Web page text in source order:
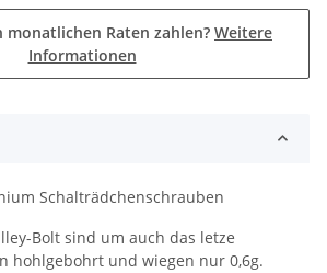
monatlichen Raten zahlen? Weitere
Informationen
Schalträdchenschrauben
Bolt sind um auch das letze
hohlgebohrt und wiegen nur 0,6g.